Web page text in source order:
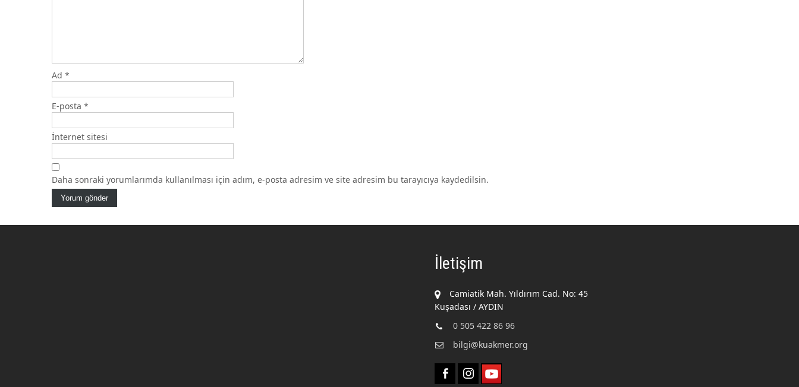
Ad *
E-posta *
İnternet sitesi
Daha sonraki yorumlarımda kullanılması için adım, e-posta adresim ve site adresim bu tarayıcıya kaydedilsin.
İletişim
Camiatik Mah. Yıldırım Cad. No: 45
Kuşadası / AYDIN
0 505 422 86 96
bilgi@kuakmer.org